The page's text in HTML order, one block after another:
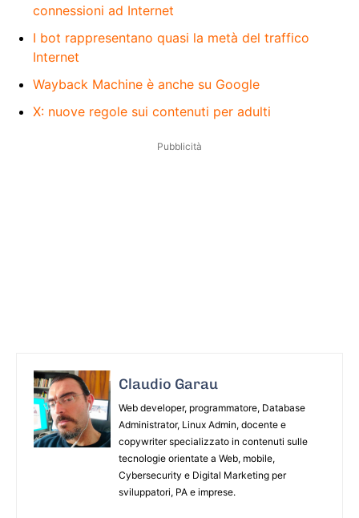
connessioni ad Internet
I bot rappresentano quasi la metà del traffico
Internet
Wayback Machine è anche su Google
X: nuove regole sui contenuti per adulti
Pubblicità
Claudio Garau
Web developer, programmatore, Database
Administrator, Linux Admin, docente e
copywriter specializzato in contenuti sulle
tecnologie orientate a Web, mobile,
Cybersecurity e Digital Marketing per
sviluppatori, PA e imprese.